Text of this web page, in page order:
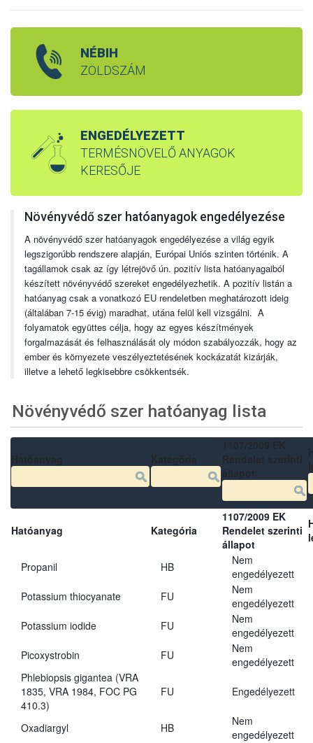
NÉBIH
ZÖLDSZÁM
ENGEDÉLYEZETT
TERMÉSNÖVELŐ ANYAGOK
KERESŐJE
Növényvédő szer hatóanyagok engedélyezése
A növényvédő szer hatóanyagok engedélyezése a világ egyik
legszigorúbb rendszere alapján, Európai Uniós szinten történik. A
tagállamok csak az így létrejövő ún. pozitív lista hatóanyagaiból
készített növényvédő szereket engedélyezhetik. A pozitív listán a
hatóanyag csak a vonatkozó EU rendeletben meghatározott ideig
(általában 7-15 évig) maradhat, utána felül kell vizsgálni. A
folyamatok együttes célja, hogy az egyes készítmények
forgalmazását és felhasználását oly módon szabályozzák, hogy az
ember és környezete veszélyeztetésének kockázatát kizárják,
illetve a lehető legkisebbre csökkentsék.
Növényvédő szer hatóanyag lista
Hatóanyag Kategória
1107/2009 EK
Rendelet szerinti
állapot
Propanil HB
Nem
engedélyezett
Potassium thiocyanate
FU
Nem
engedélyezett
Potassium iodide
FU
Nem
engedélyezett
Picoxystrobin
FU
Nem
engedélyezett
Phlebiopsis gigantea (VRA
1835, VRA 1984, FOC PG
410.3)
FU Engedélyezett
Oxadiargyl HB
Nem
engedélyezett